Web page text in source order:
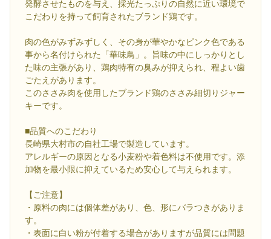
発酵させたものを与え、採光たっぷりの自然に近い環境で
こだわりを持って飼育されたブランド鶏です。
肉の色がみずみずしく、その身が華やかなピンク色である
事から名付けられた「華味鳥」。旨味の中にしっかりとし
た味の主張があり、鶏肉特有の臭みが抑えられ、程よい歯
ごたえがあります。
このささみ肉を使用したブランド鶏のささみ細切りジャー
キーです。
■品質へのこだわり
長崎県大村市の自社工場で製造しています。
アレルギーの原因となる小麦粉や着色料は不使用です。添
加物を最小限に抑えているため安心して与えられます。
【ご注意】
・原料の肉には個体差があり、色、形にバラつきがありま
す。
・表面に白い粉が付着する場合がありますが品質には問題